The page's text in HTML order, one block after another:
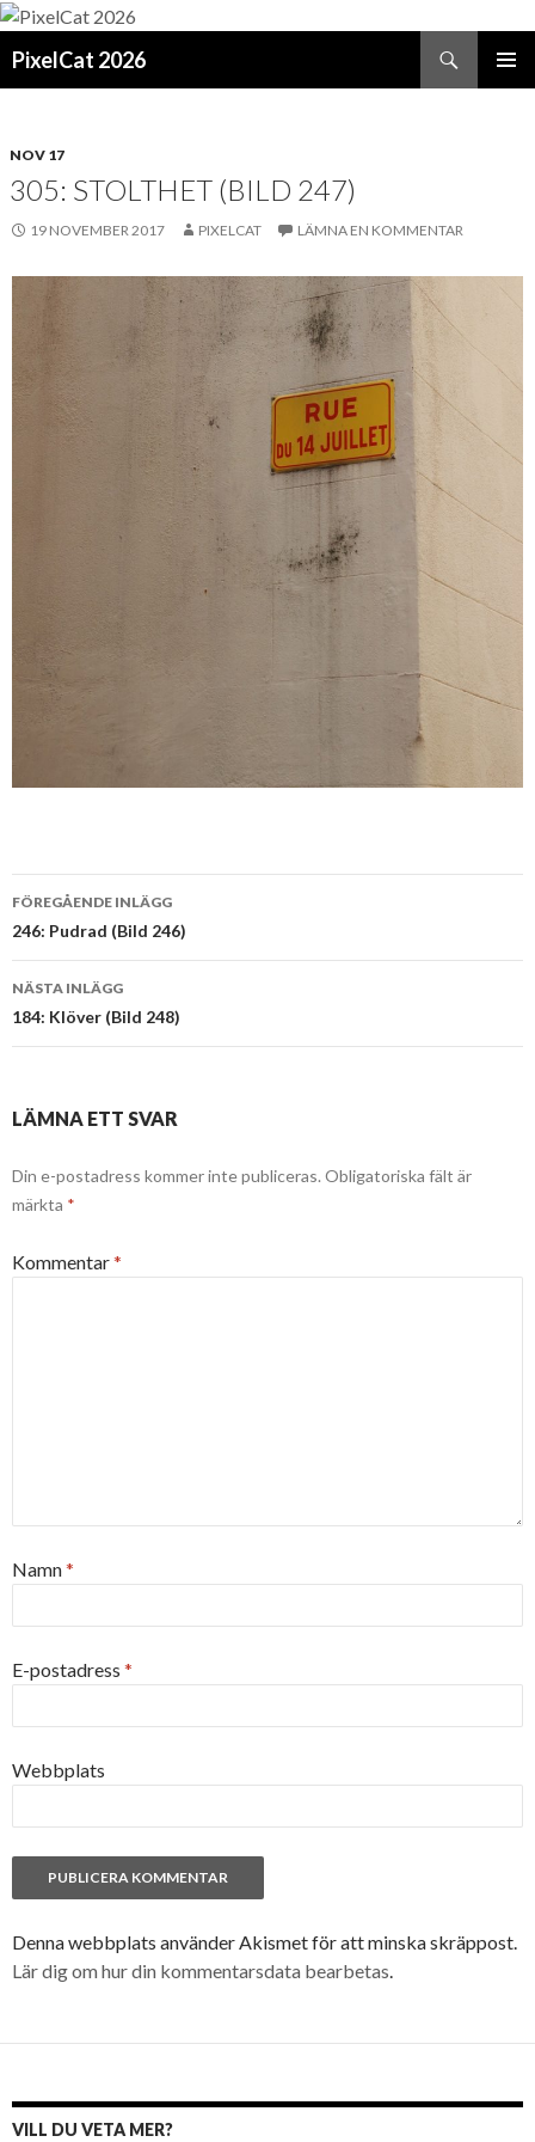
PixelCat 2026
NOV 17
305: STOLTHET (BILD 247)
19 NOVEMBER 2017 PIXELCAT LÄMNA EN KOMMENTAR
Inläggsnavigering
FÖREGÅENDE INLÄGG
246: Pudrad (Bild 246)
NÄSTA INLÄGG
184: Klöver (Bild 248)
LÄMNA ETT SVAR
Din e-postadress kommer inte publiceras. Obligatoriska fält är
märkta *
Kommentar*
Namn*
E-postadress *
Webbplats
Denna webbplats använder Akismet för att minska skräppost.
Lär dig om hur din kommentarsdata bearbetas.
VILL DU VETA MER?